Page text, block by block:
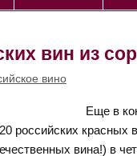
вин из
вино
Еще в
российских красных
вина!) в